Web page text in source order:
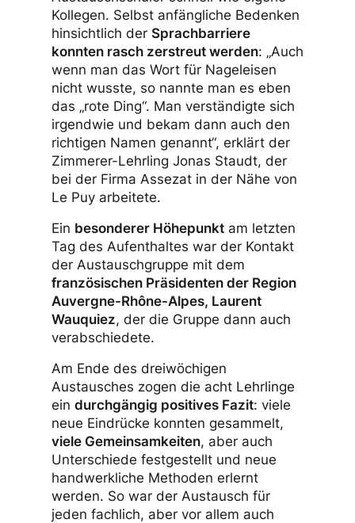
Kollegen. Selbst anfängliche Bedenken
hinsichtlich der Sprachbarriere
konnten rasch zerstreut werden: „Auch
wenn man das Wort für Nageleisen
nicht wusste, so nannte man es eben
das „rote Ding“. Man verständigte sich
irgendwie und bekam dann auch den
richtigen Namen genannt“, erklärt der
Zimmerer-Lehrling Jonas Staudt, der
bei der Firma Assezat in der Nähe von
Le Puy arbeitete.
Ein besonderer Höhepunkt am letzten
Tag des Aufenthaltes war der Kontakt
der Austauschgruppe mit dem
französischen Präsidenten der Region
Auvergne-Rhône-Alpes, Laurent
Wauquiez, der die Gruppe dann auch
verabschiedete.
Am Ende des dreiwöchigen
Austausches zogen die acht Lehrlinge
ein durchgängig positives Fazit: viele
neue Eindrücke konnten gesammelt,
viele Gemeinsamkeiten, aber auch
Unterschiede festgestellt und neue
handwerkliche Methoden erlernt
werden. So war der Austausch für
jeden fachlich, aber vor allem auch